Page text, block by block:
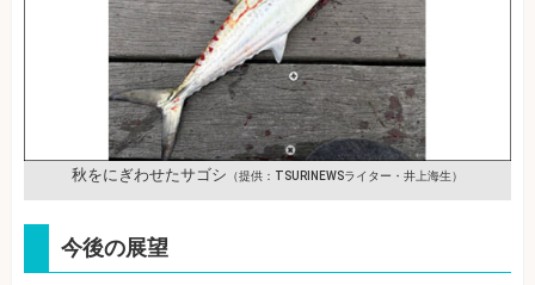
秋をにぎわせたサゴシ （提供：TSURINEWSライター・井上海生）
今後の展望